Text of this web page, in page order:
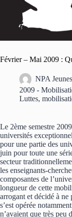
Février – Mai 2009 :
NPA Jeunes
2009 -
Luttes,
Le 2ème semestre
universités
pour une partie des
juin pour toute une
secteur
les enseignants-
composantes de
longueur de cette
arrogant et décidé à ne
s’est opérée
n’avaient que très peu